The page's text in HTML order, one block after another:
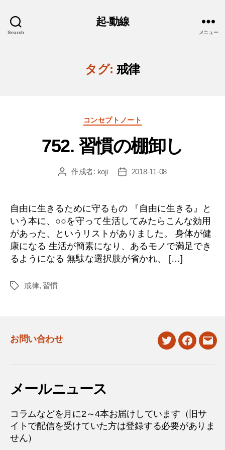
Search
起-動線
メニュー
タグ: 戒律
カ
ゴ
リ
コンセプトノート
752. 習慣の棚卸し
投 作成者: koji
投
2018-11-08
自由に生きるために守るもの 『自由に生きる』と
いう本に、○○を守って生活してみたらこんな効用
があった、というリストがありました。 身体が健
康になる 生活が簡素になり、あるモノで満足でき
るようになる 無駄な選択肢が省かれ、 […]
タ
戒律, 習慣
お問い合わせ
twitterfacebook
メールニュース
コラムなどを月に2～4本お届けしています（旧サ
イトで配信を受けていた方は登録する必要がありま
せん）